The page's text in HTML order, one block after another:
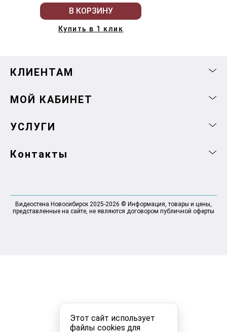
Этот сайт использует
файлы cookies для
В КОРЗИНУ
Купить в 1 клик
КЛИЕНТАМ
МОЙ КАБИНЕТ
УСЛУГИ
Контакты
Видеостена Новосибирск 2025-2026 © Информация, товары и цены,
представленные на сайте, не являются договором публичной оферты